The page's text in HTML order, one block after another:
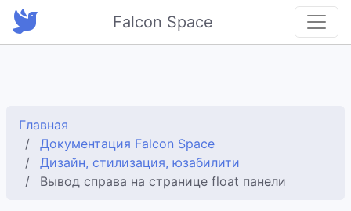
Falcon Space
Главная
Документация Falcon Space
Дизайн, стилизация, юзабилити
Вывод справа на странице float панели